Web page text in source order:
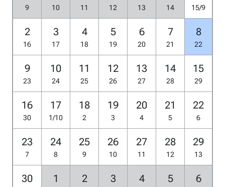
9 10 11 12 13 14 15/9
2
16
3
17
4
18
5
19
6
20
7
21
8
22
9
23
10
24
11
25
12
26
13
27
14
28
15
29
16
30
17
1/10
18
2
19
3
20
4
21
5
22
6
23
7
24
8
25
9
26
10
27
11
28
12
29
13
30 1 2 3 4 5 6